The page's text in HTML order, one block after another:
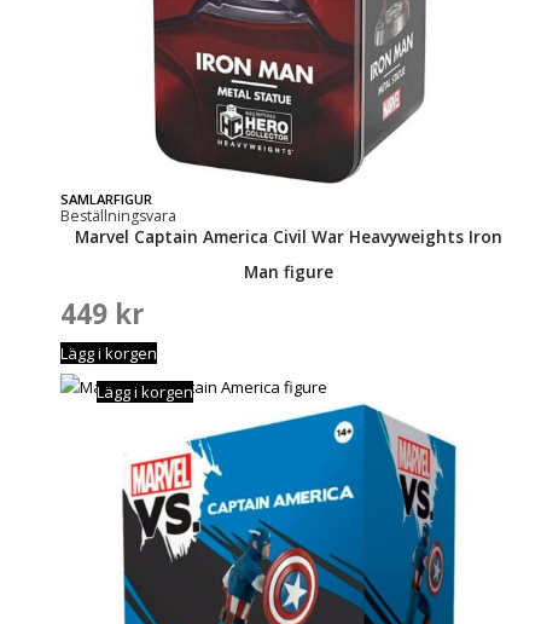
SAMLARFIGUR
Beställningsvara
Marvel Captain America Civil War Heavyweights Iron
Man figure
449 kr
Lägg i korgen
Lägg i korgen